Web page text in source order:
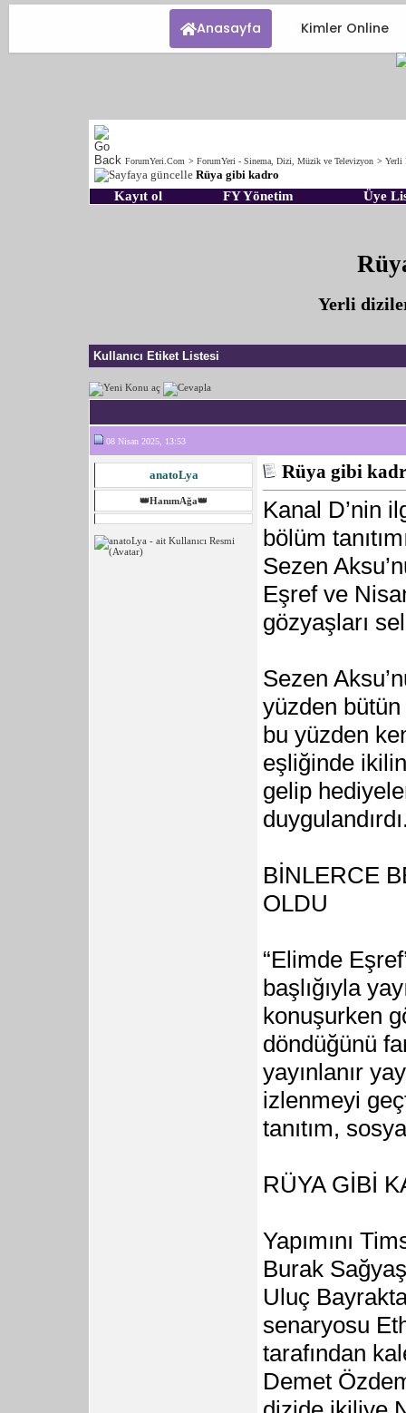
Anasayfa Kimler Online
ForumYeri.Com > ForumYeri - Sinema, Dizi, Müzik ve Televizyon > Yerli
Rüya gibi kadro
Kayıt ol FY Yönetim Üye
Yerli
Kullanıcı Etiket Listesi
08 Nisan 2025, 13:53
anatoLya
👑HanımAğa👑
Rüya gibi
Kanal D’nin
bölüm
Sezen
Eşref ve
gözyaşları
Sezen
yüzden
bu yüzden
eşliğinde
gelip
BİNLERCE
OLDU
“Elimde
başlığıyla
konuşurken
döndüğünü
yayınlanır
izlenmeyi
tanıtım,
RÜYA GİBİ
Yapımını
Burak
Uluç
senaryosu
tarafından
Demet